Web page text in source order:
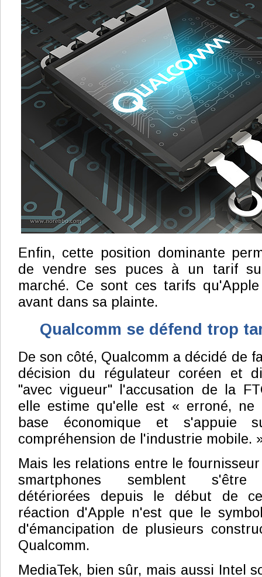
Enfin, cette position dominante
de vendre ses puces à un tarif
marché. Ce sont ces tarifs
avant dans sa plainte.
Qualcomm se défend trop
De son côté, Qualcomm a décidé de
décision du régulateur coréen et
"avec vigueur" l'accusation de la
elle estime qu'elle est « erroné, ne
base économique et s'appuie
compréhension de l'industrie mobile.
Mais les relations entre le
smartphones semblent s'être
détériorées depuis le début de
réaction d'Apple n'est que le
d'émancipation de plusieurs
Qualcomm.
MediaTek, bien sûr, mais aussi Intel